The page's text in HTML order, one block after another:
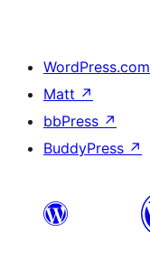
WordPress.com
Matt ↗
bbPress ↗
BuddyPress ↗